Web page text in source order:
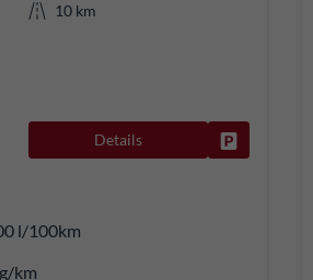
10 km
Details Fahrzeug
l/100km
km